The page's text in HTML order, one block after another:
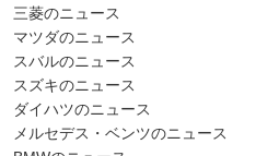
三菱のニュース
マツダのニュース
スバルのニュース
スズキのニュース
ダイハツのニュース
メルセデス・ベンツのニュース